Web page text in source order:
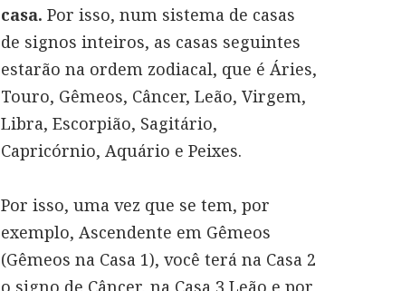
casa. Por isso, num sistema de casas
de signos inteiros, as casas seguintes
estarão na ordem zodiacal, que é Áries,
Touro, Gêmeos, Câncer, Leão, Virgem,
Libra, Escorpião, Sagitário,
Capricórnio, Aquário e Peixes.
Por isso, uma vez que se tem, por
exemplo, Ascendente em Gêmeos
(Gêmeos na Casa 1), você terá na Casa 2
o signo de Câncer, na Casa 3 Leão e por